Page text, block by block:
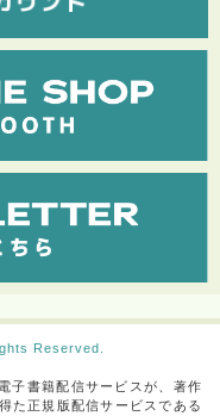
Reserved.
子書籍配信サービスが、著作
た正規版配信サービスである